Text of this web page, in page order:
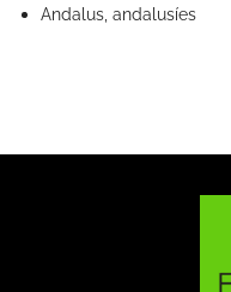
Andalus, andalusíes